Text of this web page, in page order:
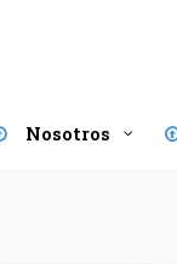
Nosotros